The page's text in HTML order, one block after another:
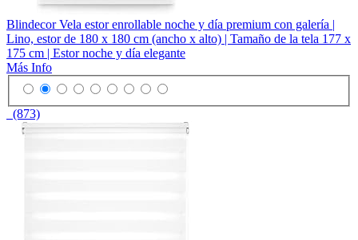
Blindecor Vela estor enrollable noche y día premium con galería |
Lino, estor de 180 x 180 cm (ancho x alto) | Tamaño de la tela 177 x
175 cm | Estor noche y día elegante
Más Info
(873)